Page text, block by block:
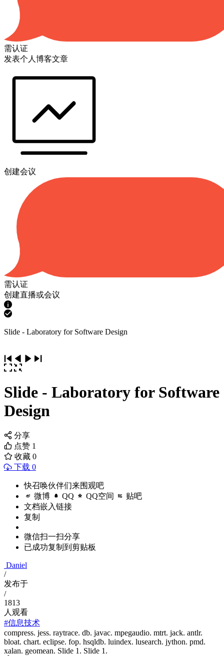
需认证
发表个人博客文章
创建会议
需认证
创建直播或会议
Slide - Laboratory for Software Design
Slide - Laboratory for Software
Design
分享
点赞 1
收藏 0
下载 0
快召唤伙伴们来围观吧
微博 QQ QQ空间 贴吧
文档嵌入链接
复制
微信扫一扫分享
已成功复制到剪贴板
Daniel
/
发布于
/
1813
人观看
#信息技术
compress. jess. raytrace. db. javac. mpegaudio. mtrt. jack. antlr.
bloat. chart. eclipse. fop. hsqldb. luindex. lusearch. jython. pmd.
xalan. geomean. Slide 1. Slide 1.